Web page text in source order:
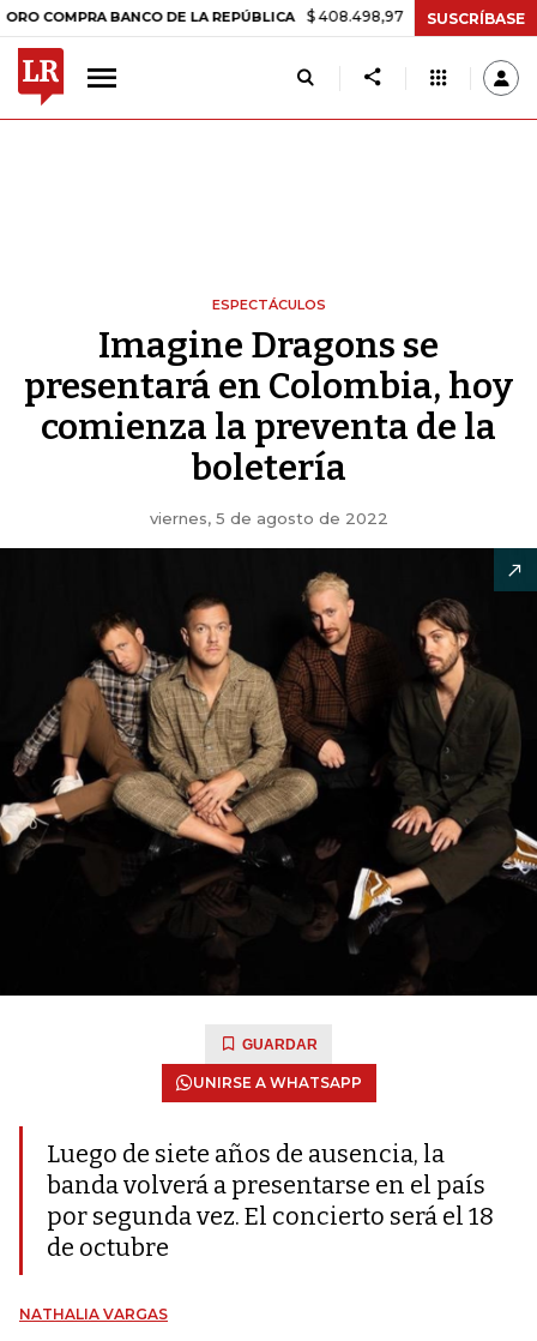
BANCO DE LA REPÚBLICA $ 408.498,97 +$ 8.753,81 +2,19%
SUSCRÍBASE
ESPECTÁCULOS
Imagine Dragons se
presentará en Colombia, hoy
comienza la preventa de la
boletería
viernes, 5 de agosto de 2022
GUARDAR
UNIRSE A WHATSAPP
Luego de siete años de ausencia, la
banda volverá a presentarse en el país
por segunda vez. El concierto será el 18
de octubre
NATHALIA VARGAS